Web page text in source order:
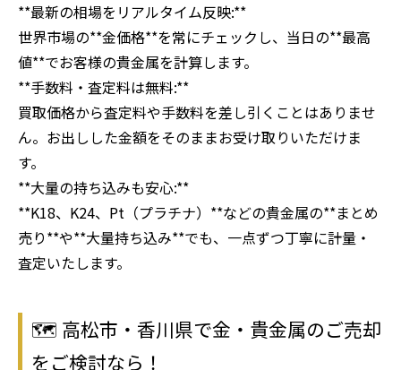
**最新の相場をリアルタイム反映:**
世界市場の**金価格**を常にチェックし、当日の**最高
値**でお客様の貴金属を計算します。
**手数料・査定料は無料:**
買取価格から査定料や手数料を差し引くことはありませ
ん。お出しした金額をそのままお受け取りいただけま
す。
**大量の持ち込みも安心:**
**K18、K24、Pt（プラチナ）**などの貴金属の**まとめ
売り**や**大量持ち込み**でも、一点ずつ丁寧に計量・
査定いたします。
🗺️ 高松市・香川県で金・貴金属のご売却
をご検討なら！